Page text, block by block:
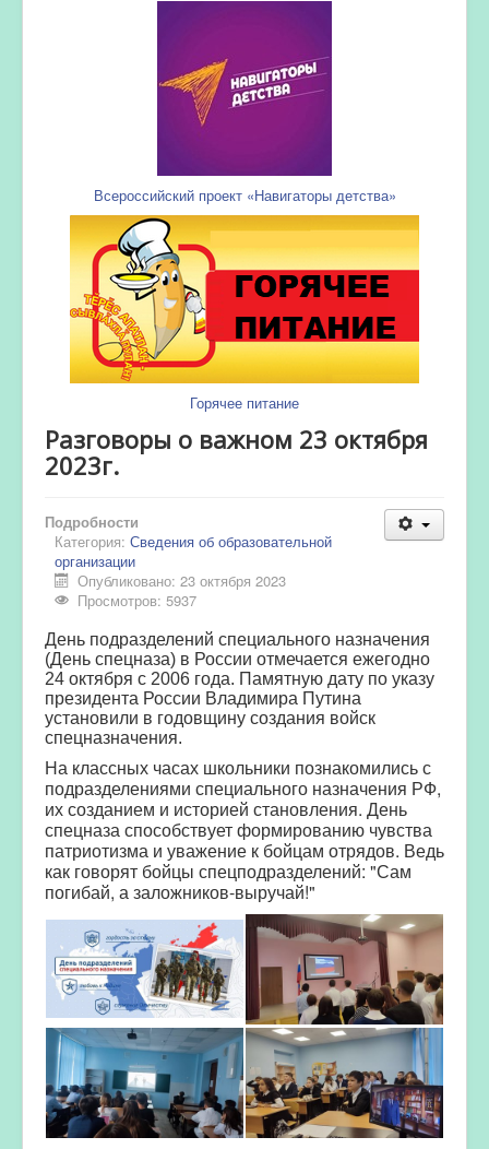
Всероссийский проект «Навигаторы детства»
Горячее питание
Разговоры о важном 23 октября
2023г.
Подробности
Категория: Сведения об образовательной
организации
Опубликовано: 23 октября 2023
Просмотров: 5937
День подразделений специального назначения
(День спецназа) в России отмечается ежегодно
24 октября с 2006 года. Памятную дату по указу
президента России Владимира Путина
установили в годовщину создания войск
спецназначения.
На классных часах школьники познакомились с
подразделениями специального назначения РФ,
их созданием и историей становления. День
спецназа способствует формированию чувства
патриотизма и уважение к бойцам отрядов. Ведь
как говорят бойцы спецподразделений: "Сам
погибай, а заложников-выручай!"